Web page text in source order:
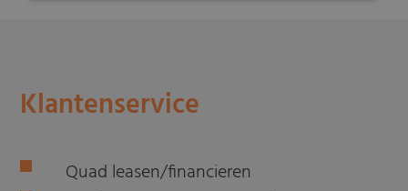
Klantenservice
Quad leasen/financieren